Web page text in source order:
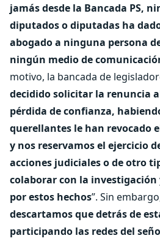
jamás desde la Bancada PS,
diputados o diputadas ha
abogado a ninguna persona
ningún medio de
motivo, la bancada de
decidido solicitar la renuncia
pérdida de confianza,
querellantes le han revocado
y nos reservamos el ejercicio
acciones judiciales o de otro
colaborar con la
por estos hechos”. Sin
descartamos que detrás de
participando las redes del